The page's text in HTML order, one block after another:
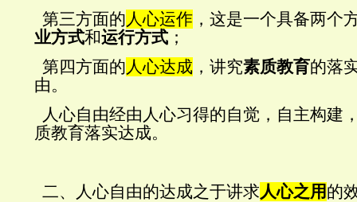
第三方面的人心运作 ，这是一个具备两个
业方式和运行方式 ；
第四方面的人心达成 ，讲究素质教育的落
由。
人心自由经由人心习得的自觉，自主构建
质教育落实达成。
二、人心自由的达成之于讲求人心之用的